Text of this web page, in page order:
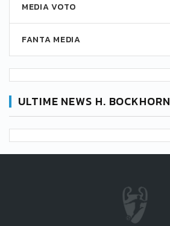
MEDIA VOTO
FANTA MEDIA
ULTIME NEWS H. BOCKHORN